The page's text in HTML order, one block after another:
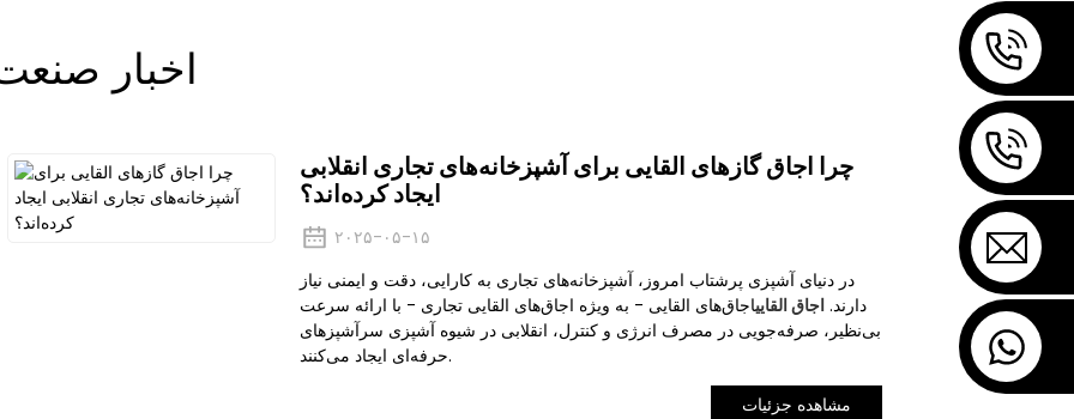
اخبار
چرا اجاق گازهای القایی برای آشپزخانه‌های تجاری انقلابی
ایجاد کرده‌اند؟
۲۰۲۵-۰۵-۱۵
در دنیای آشپزی پرشتاب امروز، آشپزخانه‌های تجاری به کارایی، دقت و ایمنی نیاز
دارند. اجاق القاییاجاق‌های القایی - به ویژه اجاق‌های القایی تجاری - با ارائه سرعت
بی‌نظیر، صرفه‌جویی در مصرف انرژی و کنترل، انقلابی در شیوه آشپزی سرآشپزهای
حرفه‌ای ایجاد می‌کنند.
مشاهده جزئیات